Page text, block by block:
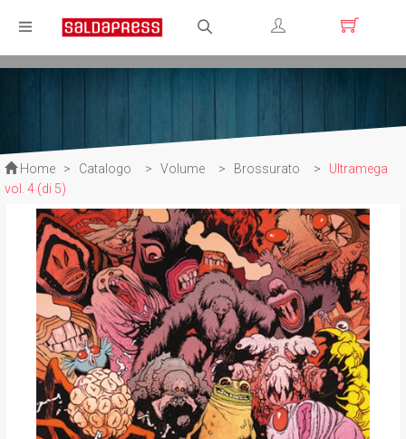
Registrati
Home > Catalogo > Volume > Brossurato >
Ultramega
vol. 4 (di 5)